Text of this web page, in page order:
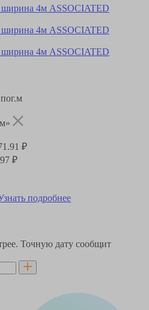
₽
₽
подробнее
Точную дату сообщит